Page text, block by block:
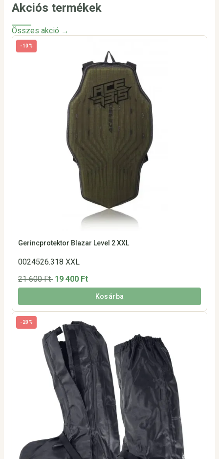
Akciós termékek
Összes akció →
-10%
Gerincprotektor Blazar Level 2 XXL
0024526.318 XXL
21 600 Ft 19 400 Ft
Kosárba
-20%